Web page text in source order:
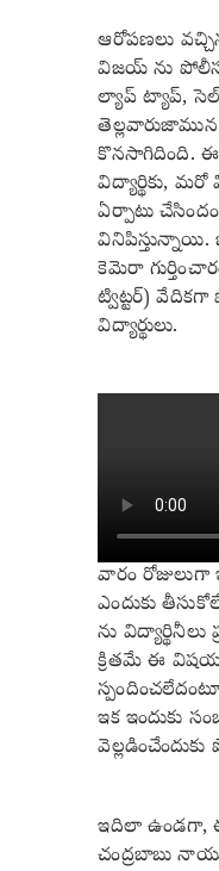
ఆరోపణలు
విజయ్ ను
ల్యాప్ ట్యాప్, సెల్
కొనసాగిదింది.
విద్యార్థికు, మరో
ఏర్పాటు
కెమెరా
ట్విట్టర్)వేదికగా
విద్యార్థులు.
వారం రోజులుగా
ఎందుకు
ను విద్యార్థినీలు
క్రితమే ఈ
ఇక ఇందుకు
వెల్లడించేందుకు
ఇదిలా ఉండగా,
చంద్రబాబు